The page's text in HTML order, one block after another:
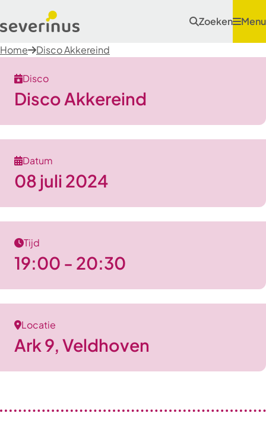
Zoeken Menu
Home Disco Akkereind
Disco
Disco Akkereind
Datum
08 juli 2024
Tijd
19:00 - 20:30
Locatie
Ark 9, Veldhoven